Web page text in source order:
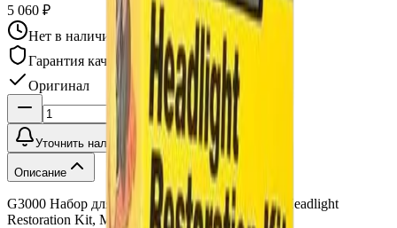
5 060 ₽
Нет в наличии
Гарантия качества
Оригинал
Уточнить наличие
Описание
G3000 Набор для полировки фар Heavy Duty Headlight
Restoration Kit, Meguiars